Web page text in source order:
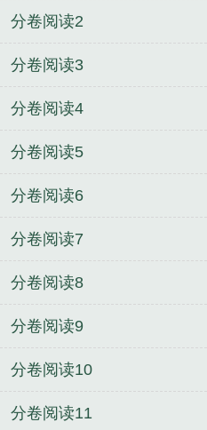
心计划by娜可露露未删减版
未删减版
分卷阅读2
分卷阅读3
分卷阅读4
分卷阅读5
分卷阅读6
分卷阅读7
分卷阅读8
分卷阅读9
分卷阅读10
分卷阅读11